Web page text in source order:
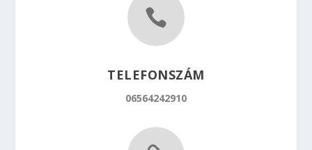

TELEFONSZÁM
06564242910